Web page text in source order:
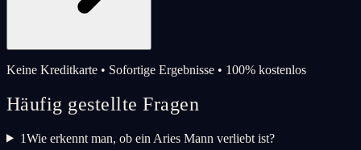
Keine Kreditkarte • Sofortige Ergebnisse • 100% kostenlos
Häufig gestellte Fragen
1Wie erkennt man, ob ein Aries Mann verliebt ist?